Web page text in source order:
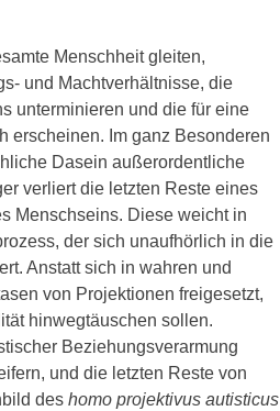
Menschheit gleiten,
und Machtverhältnisse, die
unterminieren und die für eine
erscheinen. Im ganz Besonderen
Dasein außerordentliche
verliert die letzten Reste eines
Menschseins. Diese weicht in
der sich unaufhörlich in die
Anstatt sich in wahren und
von Projektionen freigesetzt,
hinwegtäuschen sollen.
Beziehungsverarmung
und die letzten Reste von
des homo projektivus autisticus